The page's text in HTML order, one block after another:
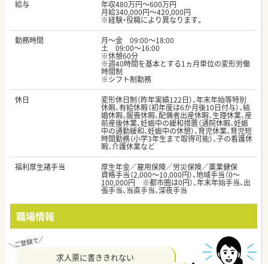
給与
年収480万円～600万円
月給340,000円～420,000円
※経験・役職により異なります。
勤務時間
月～金 09:00～18:00
土 09:00～16:00
※休憩60分
※週40時間を基本とする1ヵ月単位の変形労働
時間制
※シフト制勤務
休日
変形休日制（昨年実績122日）、年末年始等特別
休暇、有給休暇（初年度は6か月後10日付与）、結
婚休暇、服喪休暇、配偶者出産休暇、生理休業、産
前産後休業、妊娠中の緩和措置（通院休暇、妊娠
中の通勤緩和、妊娠中の休憩）、育児休業、育児短
時間勤務（小学3年生まで取得可能）、子の看護休
暇、介護休業など
福利厚生諸手当
厚生年金／雇用保険／労災保険／薬業健保
資格手当（2,000～10,000円）、地域手当（0～
100,000円 ※都市圏は0円）、年末年始手当、出
張手当、当直手当、深夜手当
職場情報
求人票に書ききれない